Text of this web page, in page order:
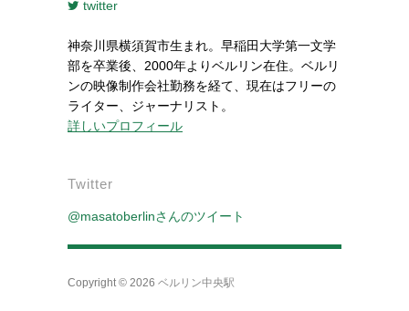
twitter
神奈川県横須賀市生まれ。早稲田大学第一文学
部を卒業後、2000年よりベルリン在住。ベルリ
ンの映像制作会社勤務を経て、現在はフリーの
ライター、ジャーナリスト。
詳しいプロフィール
Twitter
@masatoberlinさんのツイート
Copyright © 2026 ベルリン中央駅